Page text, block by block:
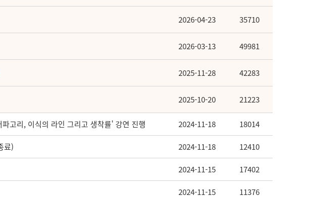
2026-04-23 35710
2026-03-13 49981
2025-11-28 42283
2025-10-20 21223
고리, 이식의 라인 그리고 생착률' 강연 진행 2024-11-18 18014
료) 2024-11-18 12410
2024-11-15 17402
2024-11-15 11376